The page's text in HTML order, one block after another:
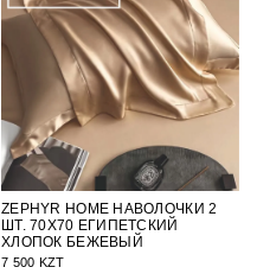
ZEPHYR HOME НАВОЛОЧКИ 2
ШТ. 70Х70 ЕГИПЕТСКИЙ
ХЛОПОК БЕЖЕВЫЙ
7 500 KZT